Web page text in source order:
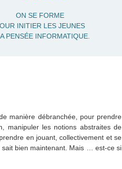
ON SE FORME
INITIER LES JEUNES
PENSÉE INFORMATIQUE.
manière débranchée, pour prendre
manipuler les notions abstraites de
en jouant, collectivement et se
sait bien maintenant. Mais … est-ce si